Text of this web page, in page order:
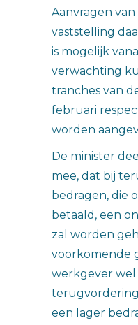
Aanvragen
vaststelling
is mogelijk
verwachting
tranches van
februari
worden
De minister
mee, dat bij
bedragen, die
betaald, een
zal worden
voorkomende
werkgever wel
een lager